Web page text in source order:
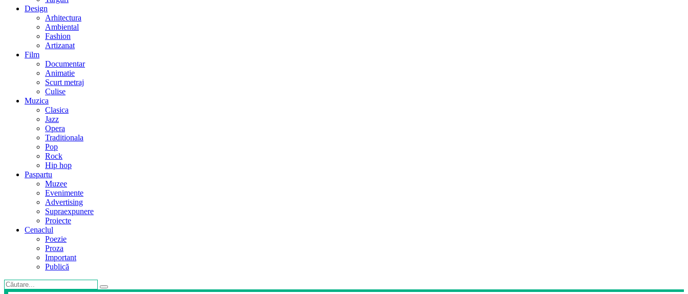
Design
Arhitectura
Ambiental
Fashion
Artizanat
Film
Documentar
Animatie
Scurt metraj
Culise
Muzica
Clasica
Jazz
Opera
Traditionala
Pop
Rock
Hip hop
Paspartu
Muzee
Evenimente
Advertising
Supraexpunere
Proiecte
Cenaclul
Poezie
Proza
Important
Publică